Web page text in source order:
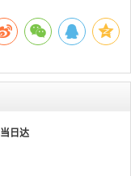
日达